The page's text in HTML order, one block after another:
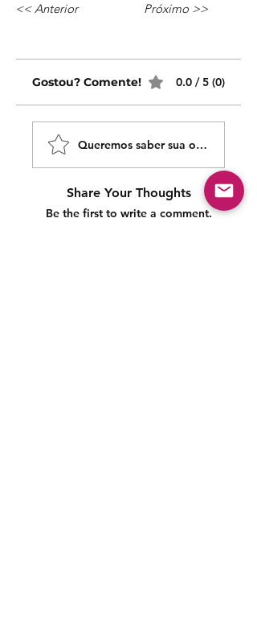
<< Anterior Próximo >>
Gostou? Comente! 0.0 / 5 (0)
Queremos saber sua opinião
Share Your Thoughts
Be the first to write a comment.